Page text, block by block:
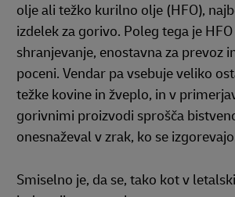
olje ali težko kurilno olje (HFO),
izdelek za gorivo. Poleg tega je
shranjevanje, enostavna za prevoz
poceni. Vendar pa vsebuje veliko
težke kovine in žveplo, in v
gorivnimi proizvodi sprošča
onesnaževal v zrak, ko se
Smiselno je, da se, tako kot v